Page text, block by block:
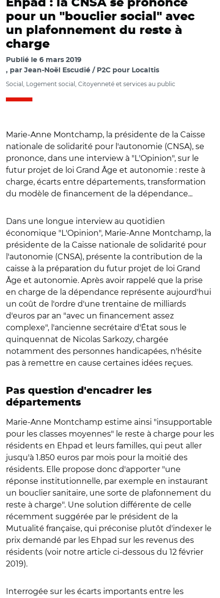
Ehpad : la CNSA se prononce
pour un "bouclier social" avec
un plafonnement du reste à
charge
Publié le 6 mars 2019
par Jean-Noël Escudié / P2C pour Localtis
Social, Logement social, Citoyenneté et services au public
Marie-Anne Montchamp, la présidente de la Caisse
nationale de solidarité pour l'autonomie (CNSA), se
prononce, dans une interview à "L'Opinion", sur le
futur projet de loi Grand Âge et autonomie : reste à
charge, écarts entre départements, transformation
du modèle de financement de la dépendance...
Dans une longue interview au quotidien
économique "L'Opinion", Marie-Anne Montchamp, la
présidente de la Caisse nationale de solidarité pour
l'autonomie (CNSA), présente la contribution de la
caisse à la préparation du futur projet de loi Grand
Âge et autonomie. Après avoir rappelé que la prise
en charge de la dépendance représente aujourd'hui
un coût de l'ordre d'une trentaine de milliards
d'euros par an "avec un financement assez
complexe", l'ancienne secrétaire d'État sous le
quinquennat de Nicolas Sarkozy, chargée
notamment des personnes handicapées, n'hésite
pas à remettre en cause certaines idées reçues.
Pas question d'encadrer les
départements
Marie-Anne Montchamp estime ainsi "insupportable
pour les classes moyennes" le reste à charge pour les
résidents en Ehpad et leurs familles, qui peut aller
jusqu'à 1.850 euros par mois pour la moitié des
résidents. Elle propose donc d'apporter "une
réponse institutionnelle, par exemple en instaurant
un bouclier sanitaire, une sorte de plafonnement du
reste à charge". Une solution différente de celle
récemment suggérée par le président de la
Mutualité française, qui préconise plutôt d'indexer le
prix demandé par les Ehpad sur les revenus des
résidents (voir notre article ci-dessous du 12 février
2019).
Interrogée sur les écarts importants entre les